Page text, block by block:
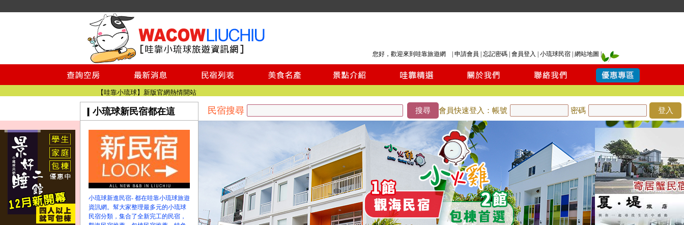
您好，歡迎來到哇靠旅遊網 | 申請會員 忘記密碼 會員登入 小琉球民宿 網站地圖
小琉球民宿空房
小琉球民宿
小琉球民宿推薦
【小琉球民宿特約】東港停車場!!看這邊
小琉球民宿 最完整的旅遊資訊都在這
【哇靠小琉球】新版官網熱情開站
【哇靠小琉球粉絲團】即時動態!!
小琉球民宿空房
小琉球民宿
小琉球民宿推薦
【小琉球民宿特約】東港停車場!!看這邊
小琉球民宿 最完整的旅遊資訊都在這
【哇靠小琉球】新版官網熱情開站
【哇靠小琉球粉絲團】即時動態!!
小琉球新民宿都在這
小琉球新進民宿- 都在哇靠小琉球旅遊
資訊網。幫大家整理最多元的小琉球
民宿分類，集合了全新完工的民宿，
民宿搜尋 搜尋 會員快速登入：帳號 密碼 登入